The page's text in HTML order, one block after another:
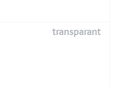
transparant